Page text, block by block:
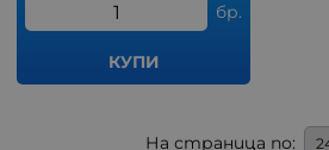
бр.
КУПИ
На страница по: